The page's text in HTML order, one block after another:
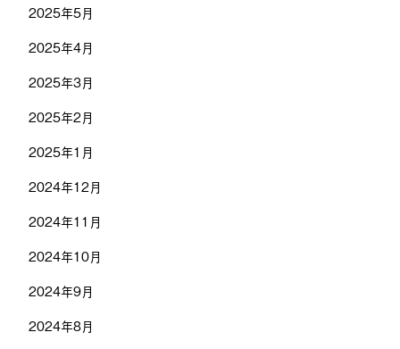
2025年5月
2025年4月
2025年3月
2025年2月
2025年1月
2024年12月
2024年11月
2024年10月
2024年9月
2024年8月